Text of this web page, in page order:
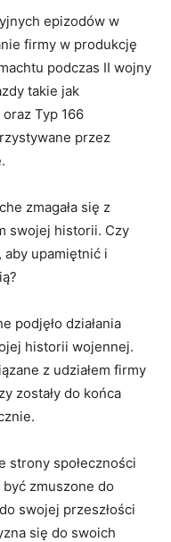
epizodów ‍w
firmy w produkcję
podczas II ⁣wojny
takie jak⁣
Typ 166
przez
​zmagała się ​z
swojej ⁢historii. Czy
aby upamiętnić i
podjęło działania
historii wojennej.
z udziałem firmy
zostały ‌do końca
strony społeczności
zmuszone do⁤
swojej przeszłości
się do​ swoich